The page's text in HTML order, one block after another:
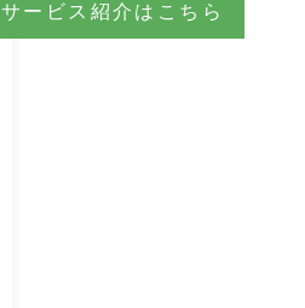
サービス紹介はこちら